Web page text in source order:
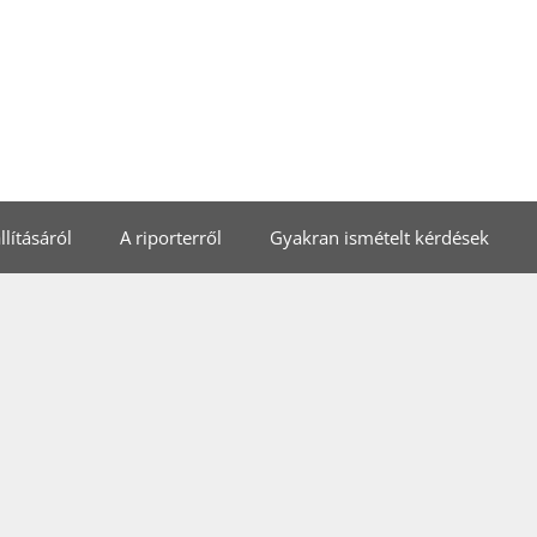
A riporterről Gyakran ismételt kérdések